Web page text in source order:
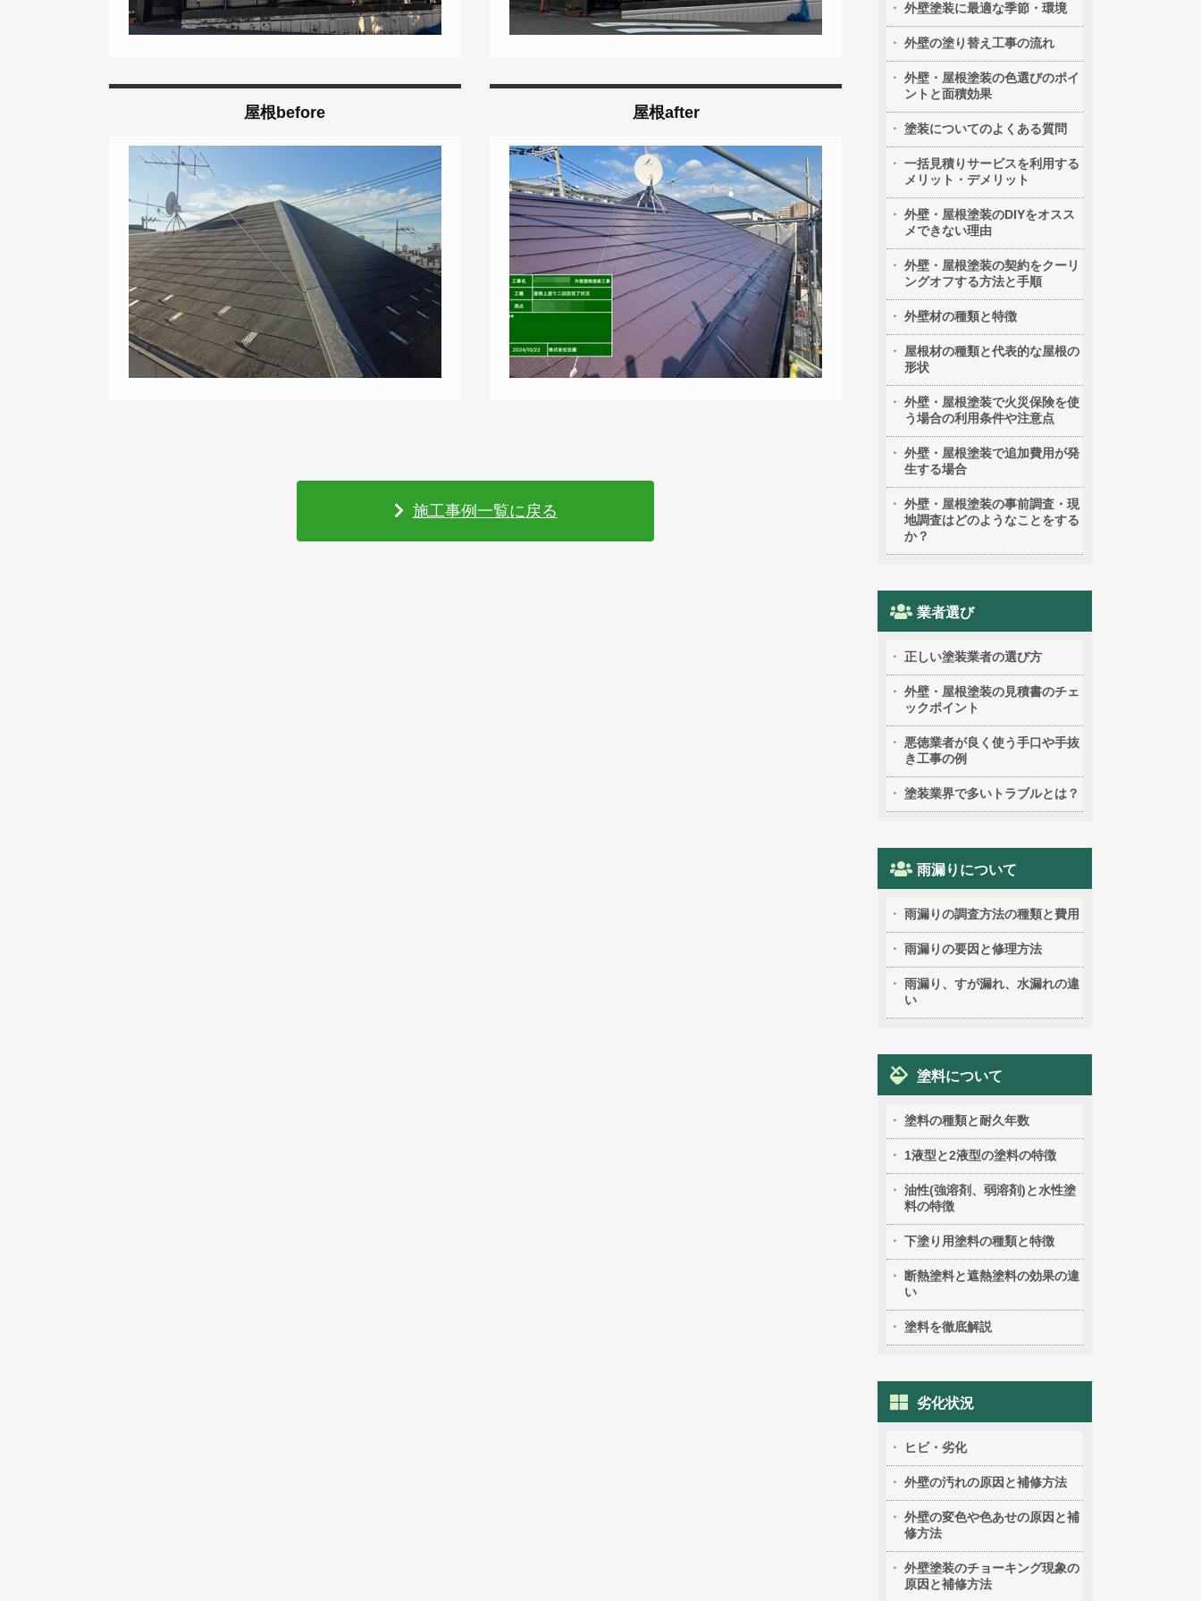
屋根before 屋根after
施工事例一覧に戻る
外壁塗装に最適な季節・環境
外壁の塗り替え工事の流れ
外壁・屋根塗装の色選びのポイ
ントと面積効果
塗装についてのよくある質問
一括見積りサービスを利用する
メリット・デメリット
外壁・屋根塗装のDIYをオスス
メできない理由
外壁・屋根塗装の契約をクーリ
ングオフする方法と手順
外壁材の種類と特徴
屋根材の種類と代表的な屋根の
形状
外壁・屋根塗装で火災保険を使
う場合の利用条件や注意点
外壁・屋根塗装で追加費用が発
生する場合
外壁・屋根塗装の事前調査・現
地調査はどのようなことをする
か？
業者選び
正しい塗装業者の選び方
外壁・屋根塗装の見積書のチェ
ックポイント
悪徳業者が良く使う手口や手抜
き工事の例
塗装業界で多いトラブルとは？
雨漏りについて
雨漏りの調査方法の種類と費用
雨漏りの要因と修理方法
雨漏り、すが漏れ、水漏れの違
い
塗料について
塗料の種類と耐久年数
1液型と2液型の塗料の特徴
油性(強溶剤、弱溶剤)と水性塗
料の特徴
下塗り用塗料の種類と特徴
断熱塗料と遮熱塗料の効果の違
い
塗料を徹底解説
劣化状況
ヒビ・劣化
外壁の汚れの原因と補修方法
外壁の変色や色あせの原因と補
修方法
外壁塗装のチョーキング現象の
原因と補修方法